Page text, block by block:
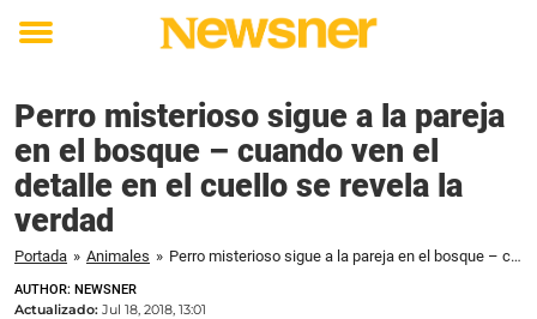
Toggle
Perro misterioso sigue a la pareja
en el bosque – cuando ven el
detalle en el cuello se revela la
verdad
Portada » Animales » Perro misterioso sigue a la pareja en el bosque – cuando ven el detalle en el cuello se revela la verdad
AUTHOR: NEWSNER
Actualizado: Jul 18, 2018, 13:01